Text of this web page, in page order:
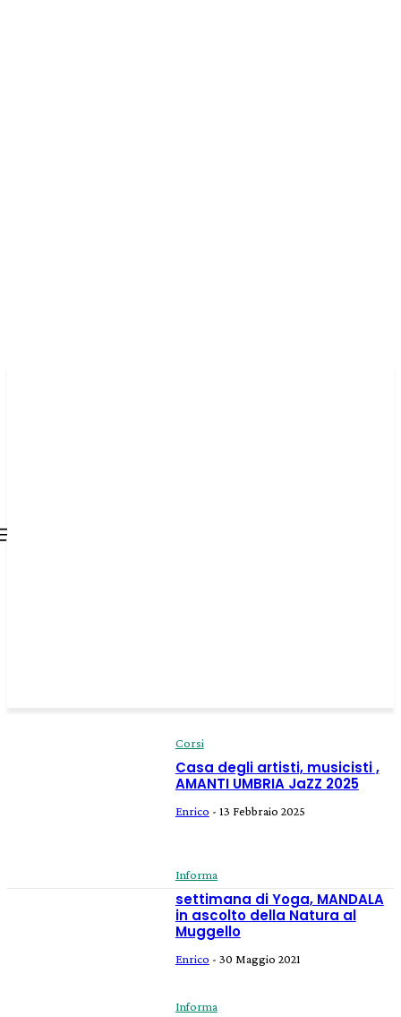
Corsi
Casa degli artisti, musicisti ,
AMANTI UMBRIA JaZZ 2025
Enrico - 13 Febbraio 2025
Informa
settimana di Yoga, MANDALA
in ascolto della Natura al
Muggello
Enrico - 30 Maggio 2021
Informa